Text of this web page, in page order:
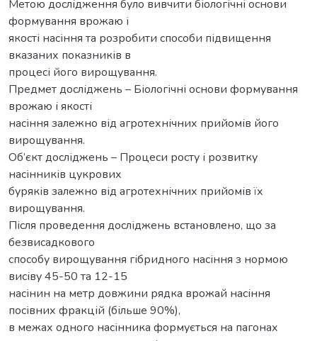
Метою дослідження було вивчити біологічні основи
формування врожаю і
якості насіння та розробити способи підвищення
вказаних показників в
процесі його вирощування.
Предмет досліджень – Біологічні основи формування
врожаю і якості
насіння залежно від агротехнічних прийомів його
вирощування.
Об’єкт досліджень – Процеси росту і розвитку
насінників цукрових
буряків залежно від агротехнічних прийомів їх
вирощування.
Після проведення досліджень встановлено, що за
безвисадкового
способу вирощування гібридного насіння з нормою
висіву 45-50 та 12-15
насінин на метр довжини рядка врожай насіння
посівних фракцій (більше 90%),
в межах одного насінника формується на пагонах